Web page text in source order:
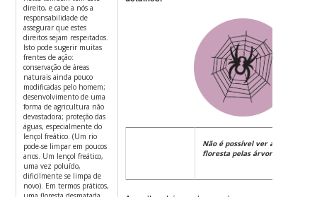
direito, e cabe a nós a
responsabilidade de
assegurar que estes
direitos sejam respeitados.
Isto pode sugerir muitas
frentes de ação:
conservação de áreas
naturais ainda pouco
modificadas pelo homem;
desenvolvimento de uma
forma de agricultura não
devastadora; proteção das
águas, especialmente do
lençol freático. (Um rio
pode-se limpar em poucos
anos. Um lençol freático,
uma vez poluído,
dificilmente se limpa de
novo). Em termos práticos,
Não é possível ver a
floresta pelas árvores